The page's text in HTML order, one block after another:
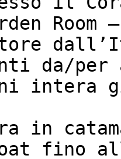
da/per
intera